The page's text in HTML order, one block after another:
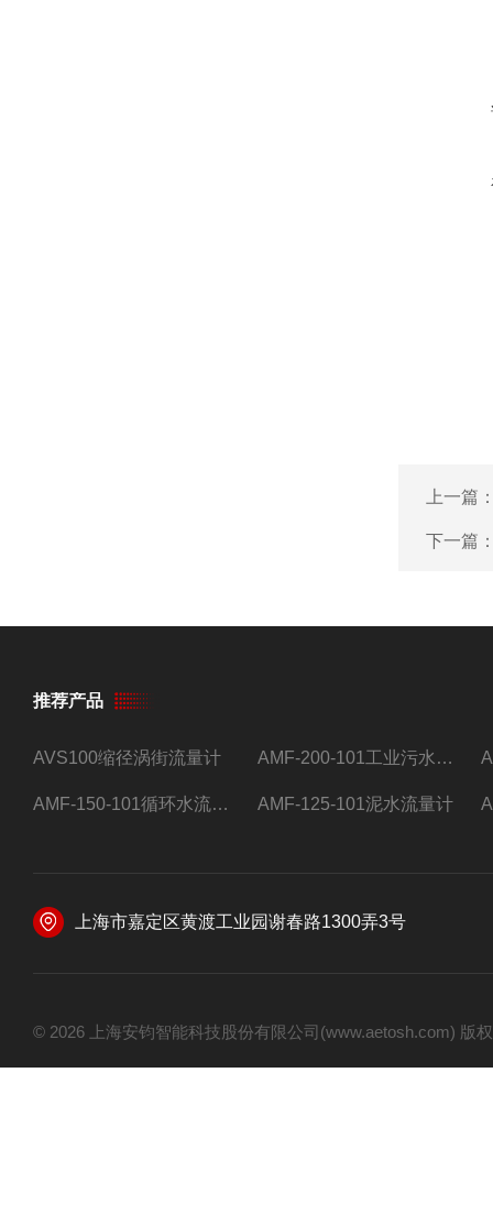
上一篇
下一篇
推荐产品
AVS100缩径涡街流量计 AMF-200-101工业污水流量计
AMF-150-101循环水流量计,电磁流量计 AMF-125-101泥水流量计
上海市嘉定区黄渡工业园谢春路1300弄3号
© 2026 上海安钧智能科技股份有限公司(www.aetosh.com)